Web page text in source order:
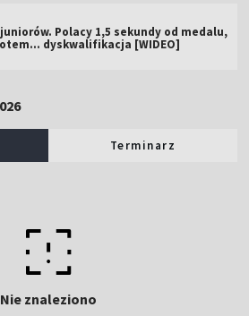
juniorów. Polacy 1,5 sekundy od medalu,
dyskwalifikacja [WIDEO]
Terminarz
Nie znaleziono